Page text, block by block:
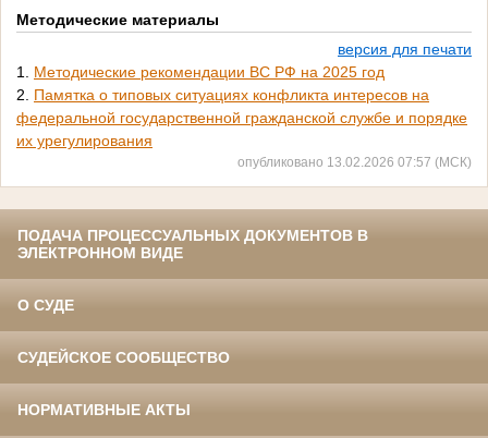
Методические материалы
версия для печати
1. Методические рекомендации ВС РФ на 2025 год
2. Памятка о типовых ситуациях конфликта интересов на
федеральной государственной гражданской службе и порядке
их урегулирования
опубликовано 13.02.2026 07:57 (МСК)
ПОДАЧА ПРОЦЕССУАЛЬНЫХ ДОКУМЕНТОВ В
ЭЛЕКТРОННОМ ВИДЕ
О СУДЕ
СУДЕЙСКОЕ СООБЩЕСТВО
НОРМАТИВНЫЕ АКТЫ